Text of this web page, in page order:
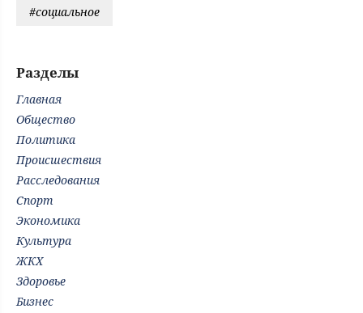
#социальное
Разделы
Главная
Общество
Политика
Происшествия
Расследования
Спорт
Экономика
Культура
ЖКХ
Здоровье
Бизнес